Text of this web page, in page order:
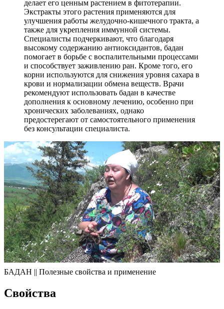
делает его ценным растением в фитотерапии.
Экстракты этого растения применяются для
улучшения работы желудочно-кишечного тракта, а
также для укрепления иммунной системы.
Специалисты подчеркивают, что благодаря
высокому содержанию антиоксидантов, бадан
помогает в борьбе с воспалительными процессами
и способствует заживлению ран. Кроме того, его
корни используются для снижения уровня сахара в
крови и нормализации обмена веществ. Врачи
рекомендуют использовать бадан в качестве
дополнения к основному лечению, особенно при
хронических заболеваниях, однако
предостерегают от самостоятельного применения
без консультации специалиста.
БАДАН || Полезные свойства и применение
Свойства